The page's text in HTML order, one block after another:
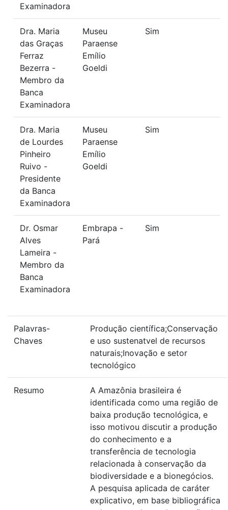
Examinadora
Dra. Maria
das Graças
Ferraz
Bezerra -
Membro da
Banca
Examinadora
Museu
Paraense
Emílio
Goeldi
Sim
Dra. Maria
de Lourdes
Pinheiro
Ruivo -
Presidente
da Banca
Examinadora
Museu
Paraense
Emílio
Goeldi
Sim
Dr. Osmar
Alves
Lameira -
Membro da
Banca
Examinadora
Embrapa -
Pará
Sim
Palavras-
Chaves
Produção científica;Conservação
e uso sustenatvel de recursos
naturais;Inovação e setor
tecnológico
Resumo
A Amazônia brasileira é
identificada como uma região de
baixa produção tecnológica, e
isso motivou discutir a produção
do conhecimento e a
transferência de tecnologia
relacionada à conservação da
biodiversidade e a bionegócios.
A pesquisa aplicada de caráter
explicativo, em base bibliográfica